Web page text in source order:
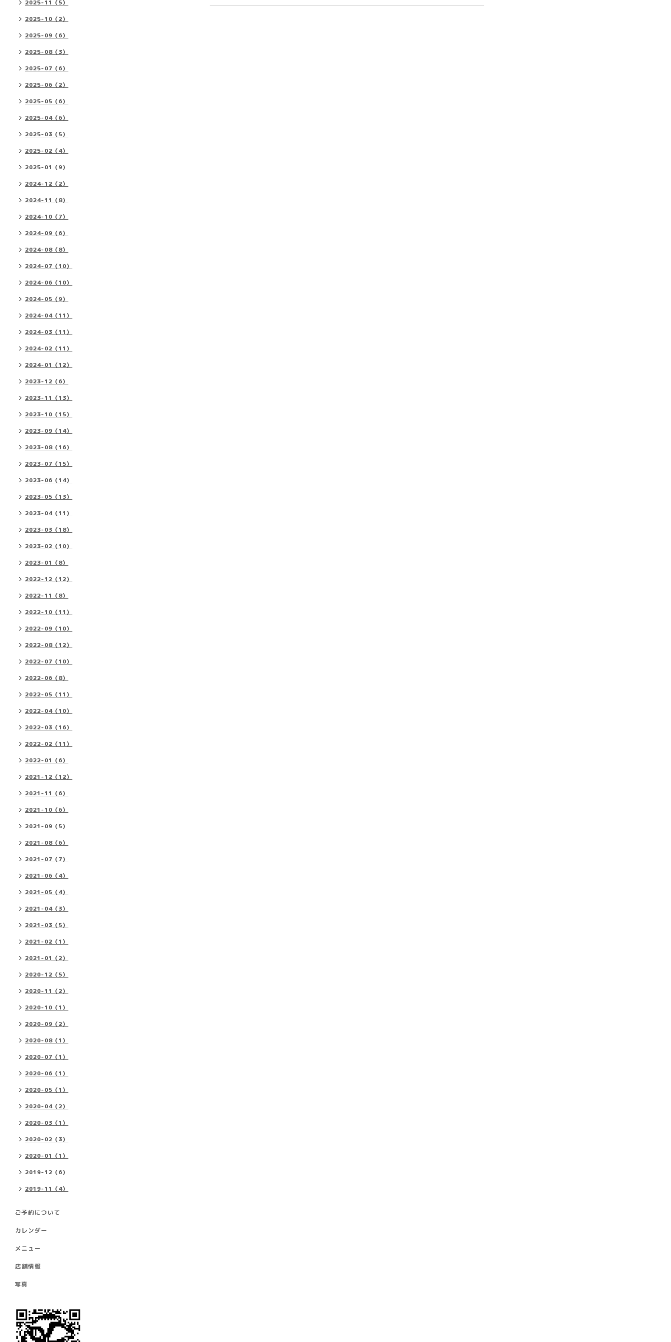
2025-11（5）
2025-10（2）
2025-09（6）
2025-08（3）
2025-07（6）
2025-06（2）
2025-05（6）
2025-04（6）
2025-03（5）
2025-02（4）
2025-01（9）
2024-12（2）
2024-11（8）
2024-10（7）
2024-09（6）
2024-08（8）
2024-07（10）
2024-06（10）
2024-05（9）
2024-04（11）
2024-03（11）
2024-02（11）
2024-01（12）
2023-12（6）
2023-11（13）
2023-10（15）
2023-09（14）
2023-08（16）
2023-07（15）
2023-06（14）
2023-05（13）
2023-04（11）
2023-03（18）
2023-02（10）
2023-01（8）
2022-12（12）
2022-11（8）
2022-10（11）
2022-09（10）
2022-08（12）
2022-07（10）
2022-06（8）
2022-05（11）
2022-04（10）
2022-03（16）
2022-02（11）
2022-01（6）
2021-12（12）
2021-11（6）
2021-10（6）
2021-09（5）
2021-08（6）
2021-07（7）
2021-06（4）
2021-05（4）
2021-04（3）
2021-03（5）
2021-02（1）
2021-01（2）
2020-12（5）
2020-11（2）
2020-10（1）
2020-09（2）
2020-08（1）
2020-07（1）
2020-06（1）
2020-05（1）
2020-04（2）
2020-03（1）
2020-02（3）
2020-01（1）
2019-12（6）
2019-11（4）
ご予約について
カレンダー
メニュー
店舗情報
写真